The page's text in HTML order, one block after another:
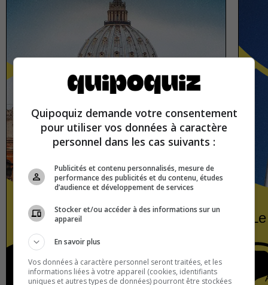
Les capitales européennes
Europe Vrai ou faux
Quipoquiz demande votre consentement
pour utiliser vos données à caractère
personnel dans les cas suivants :
Publicités et contenu personnalisés, mesure de
performance des publicités et du contenu, études
d’audience et développement de services
Stocker et/ou accéder à des informations sur un
appareil
En savoir plus
Vos données à caractère personnel seront traitées, et les
informations liées à votre appareil (cookies, identifiants
uniques et autres types de données) pourront être stockées